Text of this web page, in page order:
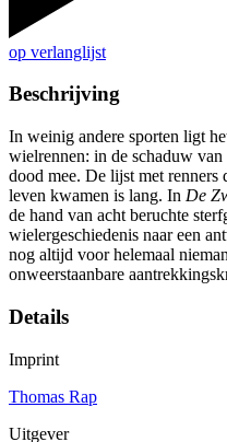
op verlanglijst
Beschrijving
In weinig andere sporten ligt
wielrennen: in de schaduw
dood mee. De lijst met renners
leven kwamen is lang. In De
de hand van acht beruchte
wielergeschiedenis naar een
nog altijd voor helemaal
onweerstaanbare
Details
Imprint
Thomas Rap
Uitgever